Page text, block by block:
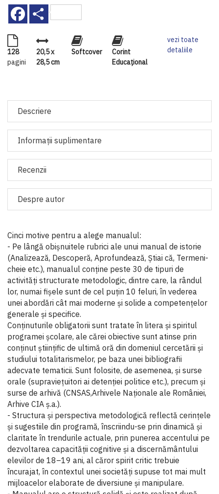
Facebook
128
pagini
20,5 x
28,5 cm
Softcover
Corint
Educaţional
vezi toate
detaliile
Descriere
Informaţii suplimentare
Recenzii
Despre autor
Cinci motive pentru a alege manualul:
- Pe lângă obișnuitele rubrici ale unui manual de istorie
(Analizează, Descoperă, Aprofundează, Știai că, Termeni-
cheie etc.), manualul conține peste 30 de tipuri de
activități structurate metodologic, dintre care, la rândul
lor, numai fișele sunt de cel puțin 10 feluri, în vederea
unei abordări cât mai moderne și solide a competențelor
generale și specifice.
Conținuturile obligatorii sunt tratate în litera și spiritul
programei școlare, ale cărei obiective sunt atinse prin
conținut științific de ultimă oră din domeniul cercetării și
studiului totalitarismelor, pe baza unei bibliografii
adecvate tematicii. Sunt folosite, de asemenea, și surse
orale (supraviețuitori ai detenției politice etc.), precum și
surse de arhivă (CNSAS,Arhivele Naționale ale României,
Arhive CIA ș.a.).
- Structura și perspectiva metodologică reflectă cerințele
și sugestiile din programă, înscriindu-se prin dinamică și
claritate în trendurile actuale, prin punerea accentului pe
dezvoltarea capacității cognitive și a discernământului
elevilor de 18–19 ani, al căror spirit critic trebuie
încurajat, în contextul unei societăți supuse tot mai mult
mijloacelor elaborate de diversiune și manipulare.